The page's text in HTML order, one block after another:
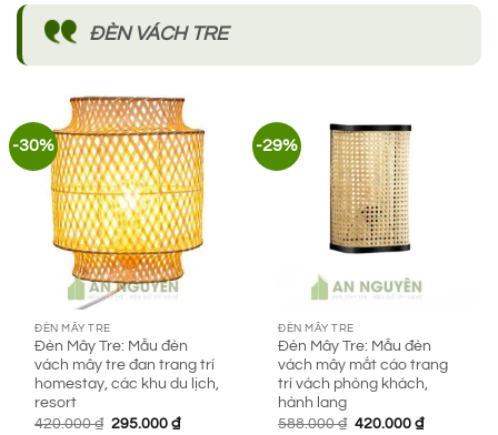
ĐÈN VÁCH TRE
-30%
ĐÈN MÂY TRE
Đèn Mây Tre: Mẫu đèn
vách mây tre đan trang trí
homestay, các khu du lịch,
resort
420.000₫ Giá
295.000₫Giá
-29%
ĐÈN MÂY TRE
Đèn Mây Tre: Mẫu đèn
vách mây mắt cáo trang
trí vách phòng khách,
hành lang
588.000₫ Giá
420.000₫Giá